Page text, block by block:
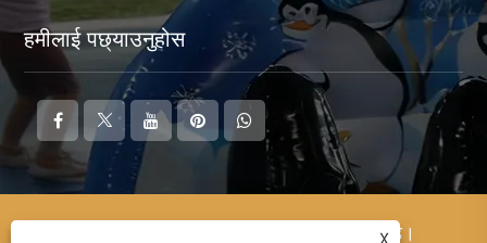
हमीलाई पछ्याउनुहोस
प्रतिलिपि अधिकार © 2026 आराम गतिविधि कं, लिमिटेड।